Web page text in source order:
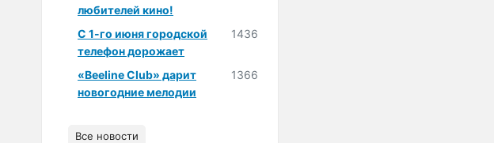
любителей кино!
С 1-го июня городской
телефон дорожает
1436
«Beeline Club» дарит
новогодние мелодии
1366
Все новости